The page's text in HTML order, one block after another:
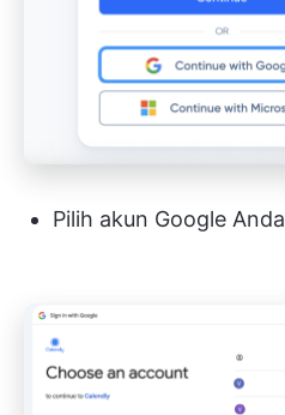
Pilih akun Google Anda